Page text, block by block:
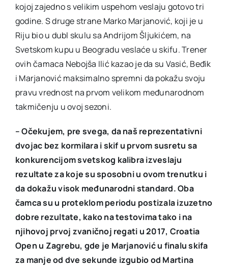
kojoj zajedno s velikim uspehom veslaju gotovo tri
godine. S druge strane Marko Marjanović, koji je u
Riju bio u dubl skulu sa Andrijom Šljukićem, na
Svetskom kupu u Beogradu veslaće u skifu. Trener
ovih čamaca Nebojša Ilić kazao je da su Vasić, Beđik
i Marjanović maksimalno spremni da pokažu svoju
pravu vrednost na prvom velikom međunarodnom
takmičenju u ovoj sezoni.
– Očekujem, pre svega, da naš reprezentativni
dvojac bez kormilara i skif u prvom susretu sa
konkurencijom svetskog kalibra izveslaju
rezultate za koje su sposobni u ovom trenutku i
da dokažu visok međunarodni standard. Oba
čamca su u proteklom periodu postizala izuzetno
dobre rezultate, kako na testovima tako i na
njihovoj prvoj zvaničnoj regati u 2017, Croatia
Open u Zagrebu, gde je Marjanović u finalu skifa
za manje od dve sekunde izgubio od Martina